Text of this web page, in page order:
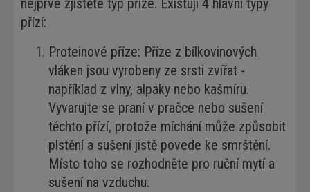
nejprve zjistěte typ příze. Existují 4 hlavní typy
přízí:
Proteinové příze: Příze z bílkovinových
vláken jsou vyrobeny ze srsti zvířat -
například z vlny, alpaky nebo kašmíru.
Vyvarujte se praní v pračce nebo sušení
těchto přízí, protože míchání může způsobit
plstění a sušení jistě povede ke smrštění.
Místo toho se rozhodněte pro ruční mytí a
sušení na vzduchu.